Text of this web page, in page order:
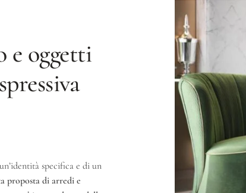
e oggetti
specifica e di un
proposta di arredi e